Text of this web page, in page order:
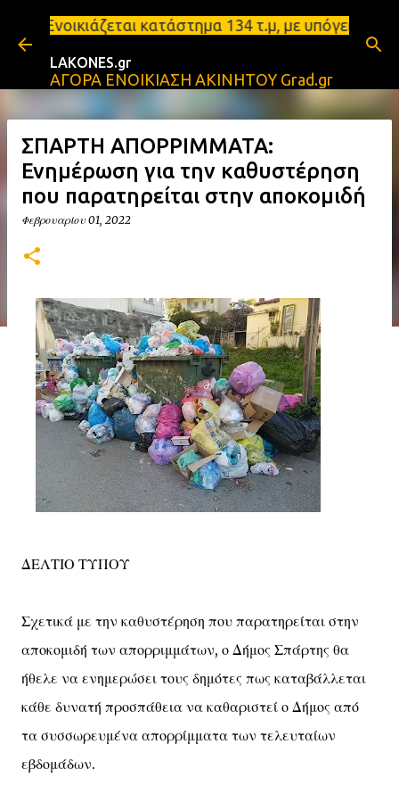
Μετάβαση στο κύριο περιεχόμενο
κατάστημα 134 τ.μ, με υπόγειο 124τ.μ
LAKONES.gr
ΑΓΟΡΑ ΕΝΟΙΚΙΑΣΗ ΑΚΙΝΗΤΟΥ Grad.gr
ΣΠΑΡΤΗ ΑΠΟΡΡΙΜΜΑΤΑ:
Ενημέρωση για την καθυστέρηση
που παρατηρείται στην αποκομιδή
Φεβρουαρίου 01, 2022
ΔΕΛΤΙΟ ΤΥΠΟΥ
Σχετικά με την καθυστέρηση που παρατηρείται στην
αποκομιδή των απορριμμάτων, ο Δήμος Σπάρτης θα
ήθελε να ενημερώσει τους δημότες πως καταβάλλεται
κάθε δυνατή προσπάθεια να καθαριστεί ο Δήμος από
τα συσσωρευμένα απορρίμματα των τελευταίων
εβδομάδων.